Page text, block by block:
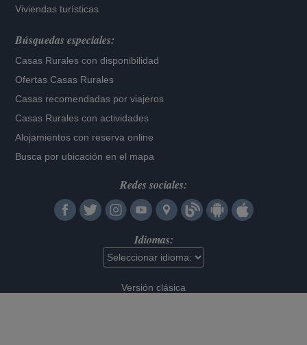
Viviendas turísticas
Búsquedas especiales:
Casas Rurales con disponibilidad
Ofertas Casas Rurales
Casas recomendadas por viajeros
Casas Rurales con actividades
Alojamientos con reserva online
Busca por ubicación en el mapa
Redes sociales:
Idiomas:
Versión clásica